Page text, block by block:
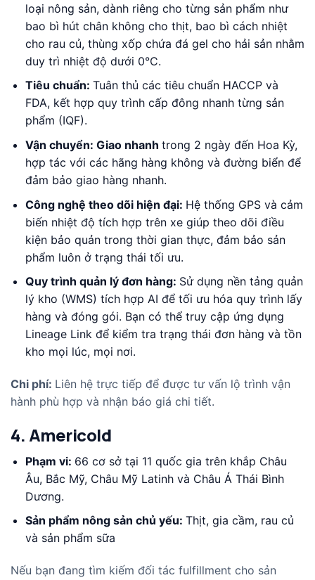
loại nông sản, dành riêng cho từng sản phẩm như
bao bì hút chân không cho thịt, bao bì cách nhiệt
cho rau củ, thùng xốp chứa đá gel cho hải sản nhằm
duy trì nhiệt độ dưới 0°C.
Tiêu chuẩn: Tuân thủ các tiêu chuẩn HACCP và
FDA, kết hợp quy trình cấp đông nhanh từng sản
phẩm (IQF).
Vận chuyển: Giao nhanh trong 2 ngày đến Hoa Kỳ,
hợp tác với các hãng hàng không và đường biển để
đảm bảo giao hàng nhanh.
Công nghệ theo dõi hiện đại: Hệ thống GPS và cảm
biến nhiệt độ tích hợp trên xe giúp theo dõi điều
kiện bảo quản trong thời gian thực, đảm bảo sản
phẩm luôn ở trạng thái tối ưu.
Quy trình quản lý đơn hàng: Sử dụng nền tảng quản
lý kho (WMS) tích hợp AI để tối ưu hóa quy trình lấy
hàng và đóng gói. Bạn có thể truy cập ứng dụng
Lineage Link để kiểm tra trạng thái đơn hàng và tồn
kho mọi lúc, mọi nơi.
Chi phí: Liên hệ trực tiếp để được tư vấn lộ trình vận
hành phù hợp và nhận báo giá chi tiết.
4. Americold
Phạm vi: 66 cơ sở tại 11 quốc gia trên khắp Châu
Âu, Bắc Mỹ, Châu Mỹ Latinh và Châu Á Thái Bình
Dương.
Sản phẩm nông sản chủ yếu: Thịt, gia cầm, rau củ
và sản phẩm sữa
Nếu bạn đang tìm kiếm đối tác fulfillment cho sản